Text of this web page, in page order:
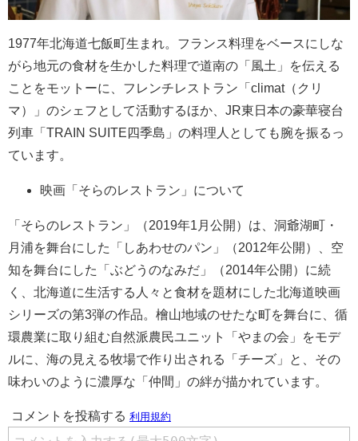
1977年北海道七飯町生まれ。フランス料理をベースにしな
がら地元の食材を生かした料理で道南の「風土」を伝える
ことをモットーに、フレンチレストラン「climat（クリ
マ）」のシェフとして活動するほか、JR東日本の豪華寝台
列車「TRAIN SUITE四季島」の料理人としても腕を振るっ
ています。
映画「そらのレストラン」について
「そらのレストラン」（2019年1月公開）は、洞爺湖町・
月浦を舞台にした「しあわせのパン」（2012年公開）、空
知を舞台にした「ぶどうのなみだ」（2014年公開）に続
く、北海道に生活する人々と食材を題材にした北海道映画
シリーズの第3弾の作品。檜山地域のせたな町を舞台に、循
環農業に取り組む自然派農民ユニット「やまの会」をモデ
ルに、海の見える牧場で作り出される「チーズ」と、その
味わいのように濃厚な「仲間」の絆が描かれています。